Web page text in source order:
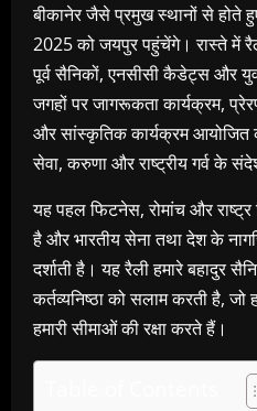
बीकानेर जैसे प्रमुख स्थानों से होते
2025 को जयपुर पहुंचेंगे। रास्ते में
पूर्व सैनिकों, एनसीसी कैडेट्स और
जगहों पर जागरूकता कार्यक्रम,
और सांस्कृतिक कार्यक्रम आयोजित
सेवा, करुणा और राष्ट्रीय गर्व के
यह पहल फिटनेस, रोमांच और राष्ट्र
है और भारतीय सेना तथा देश के
दर्शाती है। यह रैली हमारे बहादुर
कर्तव्यनिष्ठा को सलाम करती है,
हमारी सीमाओं की रक्षा करते हैं।